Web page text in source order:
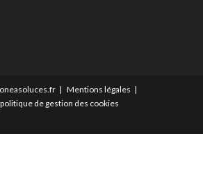
Mentions légales
de gestion des cookies